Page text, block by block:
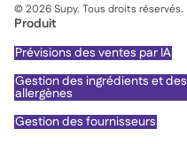
Produit
Prévisions des ventes par IA
Gestion des ingrédients et des
allergènes
Gestion des fournisseurs
©2026Supy. Tous droits réservés.